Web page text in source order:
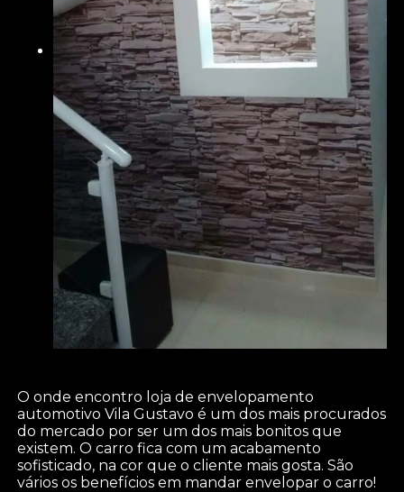
O onde encontro loja de envelopamento
automotivo Vila Gustavo é um dos mais procurados
do mercado por ser um dos mais bonitos que
existem. O carro fica com um acabamento
sofisticado, na cor que o cliente mais gosta. São
vários os benefícios em mandar envelopar o carro!